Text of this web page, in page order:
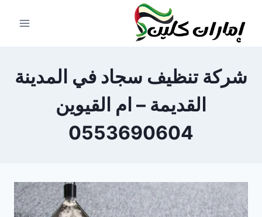
المحتوى
شركة تنظيف سجاد في المدينة
القديمة – ام القيوين
0553690604